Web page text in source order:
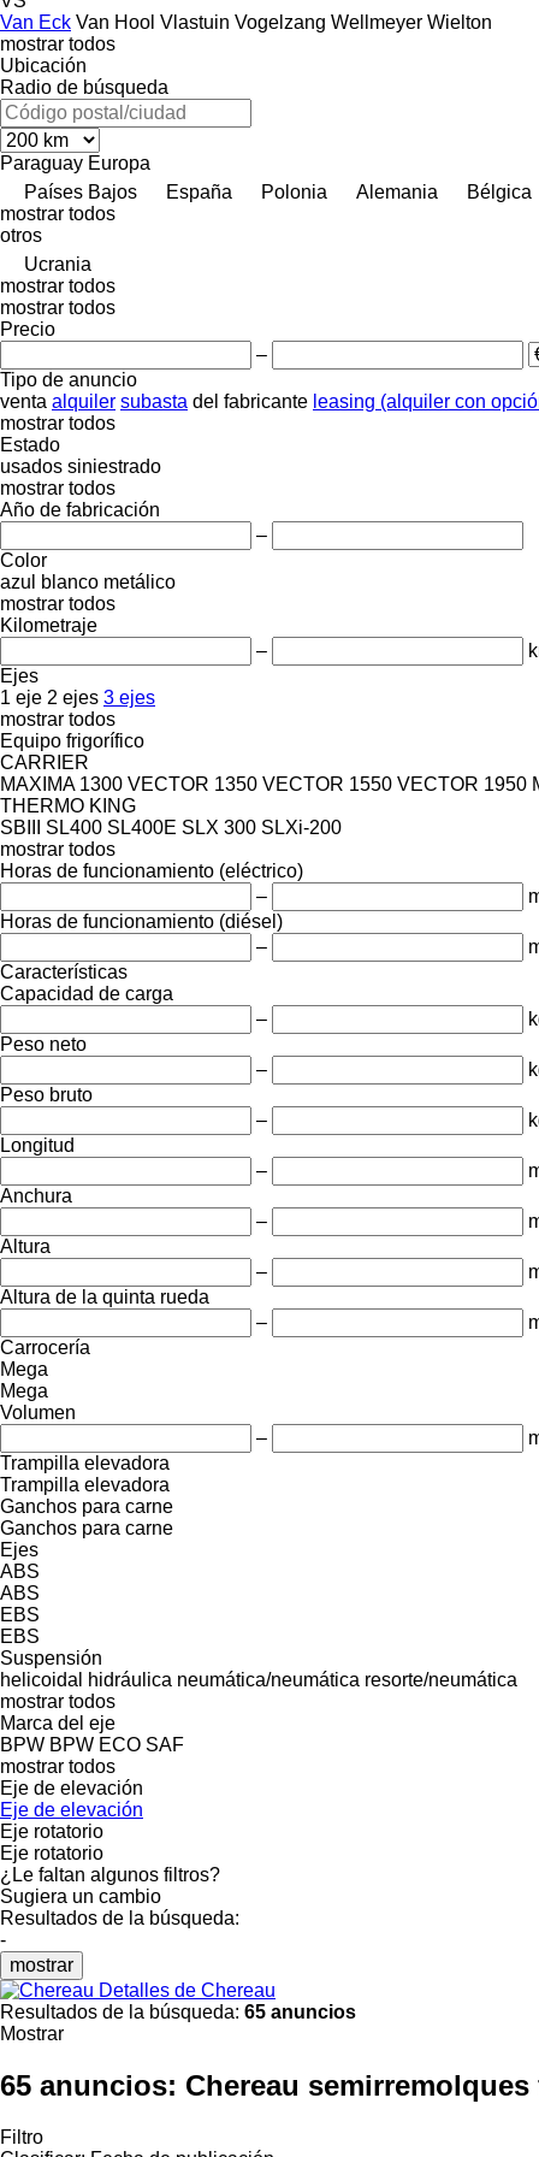
Van Eck Van Hool Vlastuin Vogelzang Wellmeyer Wielton
mostrar todos
Ubicación
Radio de búsqueda
Paraguay Europa
Países Bajos
España Polonia Alemania Bélgica
mostrar todos
otros
Ucrania
mostrar todos
mostrar todos
Precio
–
Tipo de anuncio
venta alquiler subasta del fabricante leasing (alquiler con
mostrar todos
Estado
usados siniestrado
mostrar todos
Año de fabricación
–
Color
azul
blanco metálico
mostrar todos
Kilometraje
–
Ejes
1 eje 2 ejes 3 ejes
mostrar todos
Equipo frigorífico
CARRIER
MAXIMA 1300 VECTOR 1350 VECTOR 1550 VECTOR 1950
THERMO KING
SBIII
SL400 SL400E SLX 300 SLXi-200
mostrar todos
Horas de funcionamiento (eléctrico)
–
Horas de funcionamiento (diésel)
–
Características
Capacidad de carga
–
Peso neto
–
Peso bruto
–
Longitud
–
Anchura
–
Altura
–
Altura de la quinta rueda
–
Carrocería
Mega
Mega
Volumen
–
Trampilla elevadora
Trampilla elevadora
Ganchos para carne
Ganchos para carne
Ejes
ABS
ABS
EBS
EBS
Suspensión
helicoidal
hidráulica neumática/neumática resorte/neumática
mostrar todos
Marca del eje
BPW BPW ECO SAF
mostrar todos
Eje de elevación
Eje de elevación
Eje rotatorio
Eje rotatorio
¿Le faltan algunos filtros?
Sugiera un cambio
Resultados de la búsqueda:
-
mostrar
Detalles de Chereau
Resultados de la búsqueda: 65 anuncios
Mostrar
65 anuncios: Chereau
Filtro